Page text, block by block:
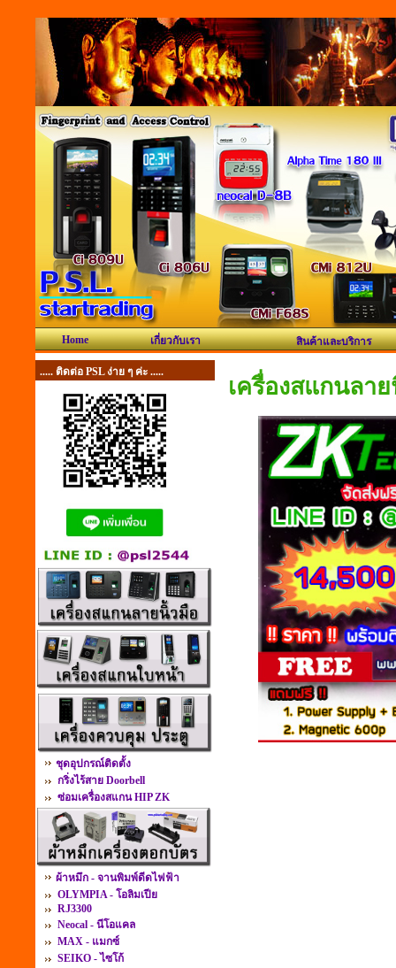
Home เกี่ยวกับเรา สินค้าและบริการ
..... ติดต่อ PSL ง่าย ๆ ค่ะ .....
ชุดอุปกรณ์ติดตั้ง
กริ่งไร้สาย Doorbell
ซ่อมเครื่องสแกน HIP ZK
ผ้าหมึก - จานพิมพ์ดีดไฟฟ้า
OLYMPIA - โอลิมเปีย
RJ3300
Neocal - นีโอแคล
MAX - แมกซ์
SEIKO - ไซโก้
เครื่องสแกนลา